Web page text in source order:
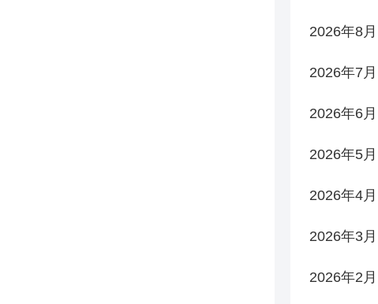
2026年8月
2026年7月
2026年6月
2026年5月
2026年4月
2026年3月
2026年2月